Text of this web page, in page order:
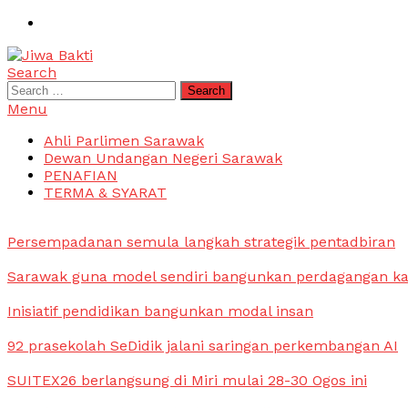
Skip
Content
Jiwa Bakti
Suara PBB Sarawak
Search
Search
for:
Menu
Ahli Parlimen Sarawak
Dewan Undangan Negeri Sarawak
PENAFIAN
TERMA & SYARAT
Persempadanan semula langkah strategik pentadbiran
Sarawak guna model sendiri bangunkan perdagangan
Inisiatif pendidikan bangunkan modal insan
92 prasekolah SeDidik jalani saringan perkembangan AI
SUITEX26 berlangsung di Miri mulai 28-30 Ogos ini